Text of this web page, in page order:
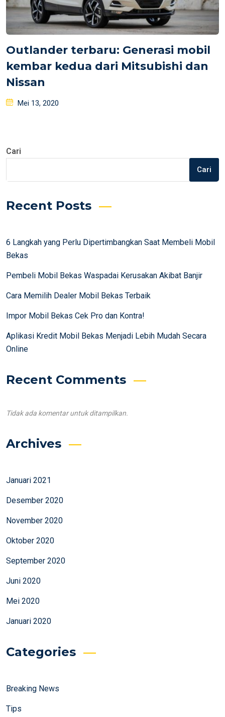
Outlander terbaru: Generasi mobil
kembar kedua dari Mitsubishi dan
Nissan
Posted
Mei 13, 2020
Cari
Cari
Recent Posts
6 Langkah yang Perlu Dipertimbangkan Saat Membeli Mobil
Bekas
Pembeli Mobil Bekas Waspadai Kerusakan Akibat Banjir
Cara Memilih Dealer Mobil Bekas Terbaik
Impor Mobil Bekas Cek Pro dan Kontra!
Aplikasi Kredit Mobil Bekas Menjadi Lebih Mudah Secara
Online
Recent Comments
Tidak ada komentar untuk ditampilkan.
Archives
Januari 2021
Desember 2020
November 2020
Oktober 2020
September 2020
Juni 2020
Mei 2020
Januari 2020
Categories
Breaking News
Tips